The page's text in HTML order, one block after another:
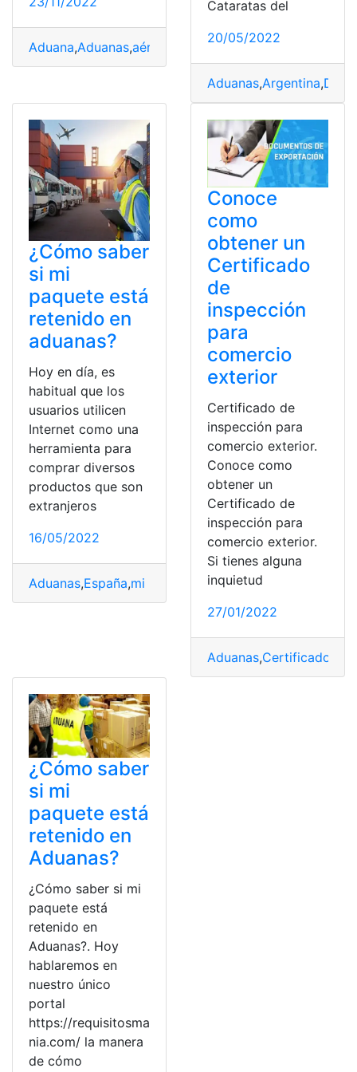
Aduana,Aduanas,aérea Ecuador,Impuestos
Cataratas del
20/05/2022
Aduanas,Argentina,
¿Cómo saber
si mi
paquete está
retenido en
aduanas?
Hoy en día, es
habitual que los
usuarios utilicen
Internet como una
herramienta para
comprar diversos
productos que son
extranjeros
16/05/2022
Aduanas,España,mi paquete Retenido,saber
Conoce
como
obtener un
Certificado
de
inspección
para
comercio
exterior
Certificado de
inspección para
comercio exterior.
Conoce como
obtener un
Certificado de
inspección para
comercio exterior.
Si tienes alguna
inquietud
27/01/2022
Aduanas,Certificado de
¿Cómo saber
si mi
paquete está
retenido en
Aduanas?
¿Cómo saber si mi
paquete está
retenido en
Aduanas?. Hoy
hablaremos en
nuestro único
portal
https://requisitosma
nia.com/ la manera
de cómo